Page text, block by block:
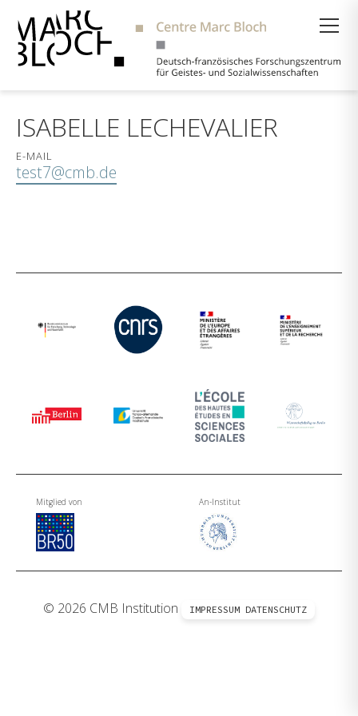
ISABELLE LECHEVALIER
E-MAIL
test7@cmb.de
Mitglied von An-Institut
© 2026 CMB Institution IMPRESSUM DATENSCHUTZ